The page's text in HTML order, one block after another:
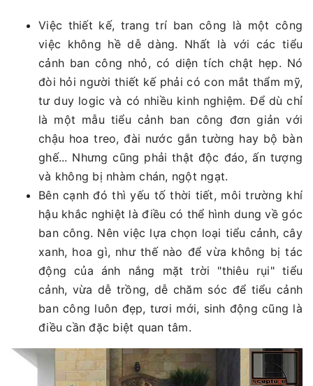
Việc thiết kế, trang trí ban công là một công
việc không hề dễ dàng. Nhất là với các tiểu
cảnh ban công nhỏ, có diện tích chật hẹp. Nó
đòi hỏi người thiết kế phải có con mắt thẩm mỹ,
tư duy logic và có nhiều kinh nghiệm. Để dù chỉ
là một mẫu tiểu cảnh ban công đơn giản với
chậu hoa treo, đài nước gắn tường hay bộ bàn
ghế... Nhưng cũng phải thật độc đáo, ấn tượng
và không bị nhàm chán, ngột ngạt.
Bên cạnh đó thì yếu tố thời tiết, môi trường khí
hậu khắc nghiệt là điều có thể hình dung về góc
ban công. Nên việc lựa chọn loại tiểu cảnh, cây
xanh, hoa gì, như thế nào để vừa không bị tác
động của ánh nắng mặt trời "thiêu rụi" tiểu
cảnh, vừa dễ trồng, dễ chăm sóc để tiểu cảnh
ban công luôn đẹp, tươi mới, sinh động cũng là
điều cần đặc biệt quan tâm.